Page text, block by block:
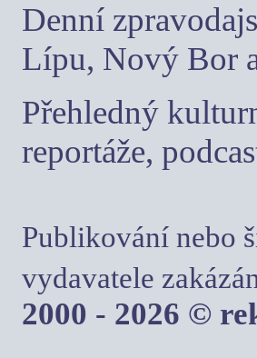
Denní
Lípu, Nový Bor
Přehledný
reportáže,
Publikování nebo
vydavatele
2000 - 2026 ©